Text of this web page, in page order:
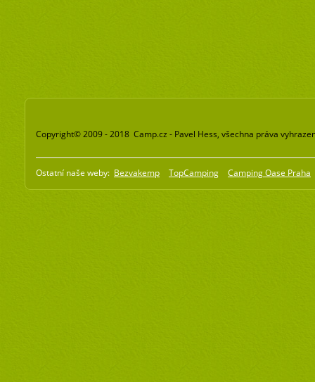
Copyright© 2009 - 2018 Camp.cz - Pavel Hess, všechna práva
Ostatní naše weby: Bezvakemp TopCamping Camping Oase Praha